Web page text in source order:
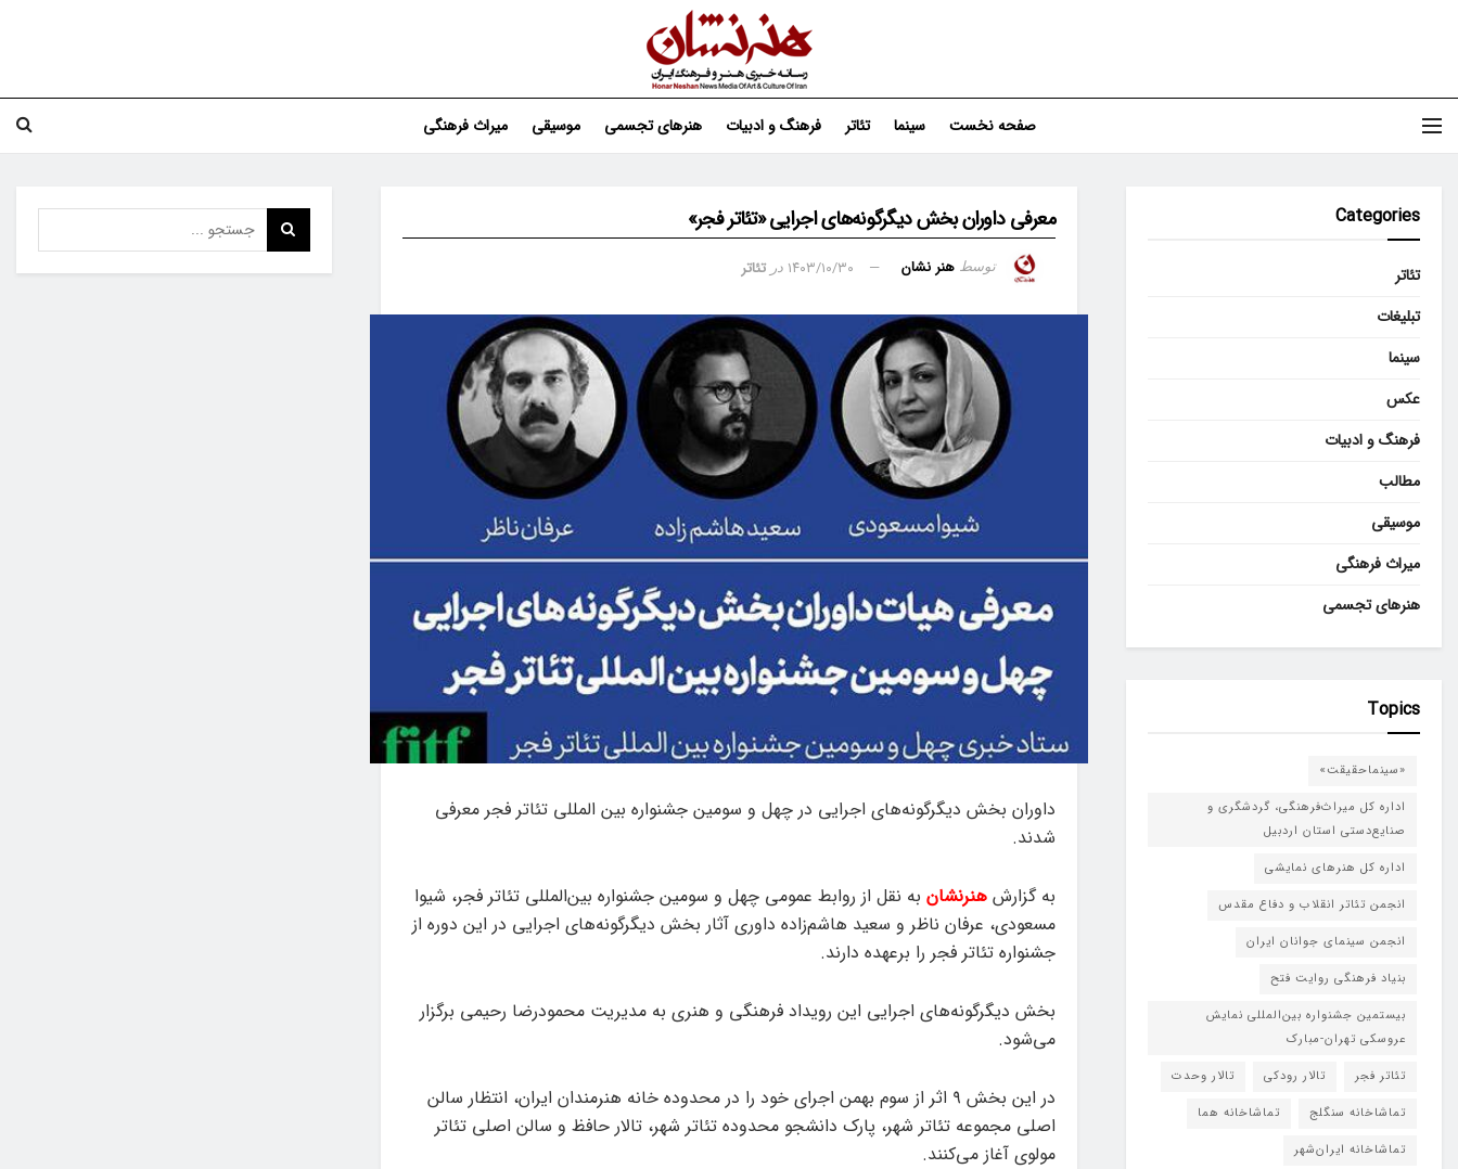
صفحه نخست سینما تئاتر فرهنگ و ادبیات هنرهای تجسمی موسیقی میراث فرهنگی
معرفی داوران بخش دیگرگونه‌های اجرایی «تئاتر فجر»
توسط هنر نشان ۱۴۰۳/۱۰/۳۰ در تئاتر
داوران بخش دیگرگونه‌های اجرایی در چهل و سومین جشنواره بین المللی تئاتر فجر معرفی
شدند.
به گزارش هنرنشان به نقل از روابط عمومی چهل و سومین جشنواره بین‌المللی تئاتر فجر، شیوا
مسعودی، عرفان ناظر و سعید هاشم‌زاده داوری آثار بخش دیگرگونه‌های اجرایی در این دوره از
جشنواره تئاتر فجر را برعهده دارند.
بخش دیگرگونه‌های اجرایی این رویداد فرهنگی و هنری به مدیریت محمودرضا رحیمی برگزار
می‌شود.
در این بخش ۹ اثر از سوم بهمن اجرای خود را در محدوده خانه هنرمندان ایران، انتظار سالن
اصلی مجموعه تئاتر شهر، پارک دانشجو محدوده تئاتر شهر، تالار حافظ و سالن اصلی تئاتر
مولوی آغاز می‌کنند.
Categories
تئاتر
تبلیغات
سینما
عکس
فرهنگ و ادبیات
مطالب
موسیقی
میراث فرهنگی
هنرهای تجسمی
Topics
«سینماحقیقت»
اداره کل میراث‌فرهنگی، گردشگری و
صنایع‌دستی استان اردبیل
اداره کل هنرهای نمایشی
انجمن تئاتر انقلاب و دفاع مقدس
انجمن سینمای جوانان ایران
بنیاد فرهنگی روایت فتح
بیستمین جشنواره بین‌المللی نمایش
عروسکی تهران-مبارک
تئاتر فجر
تالار رودکی
تالار وحدت
تماشاخانه سنگلج
تماشاخانه هما
تماشاخانه‌ ایران‌شهر